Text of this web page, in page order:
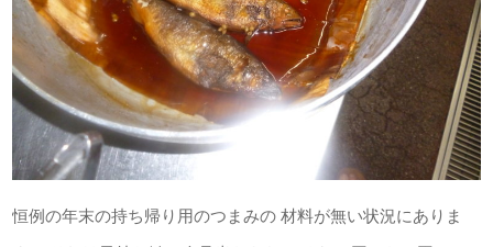
恒例の年末の持ち帰り用のつまみの 材料が無い状況にありま